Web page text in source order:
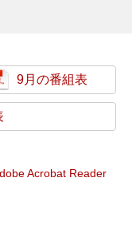
9月の番組表
Acrobat Reader